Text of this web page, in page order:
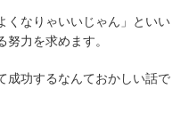
くなりゃいいじゃん」といい
力を求めます。
成功するなんておかしい話で